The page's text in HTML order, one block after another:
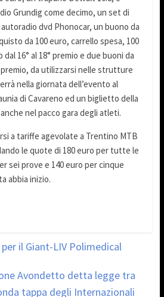
Grundig come decimo, un set di
dvd Phonocar, un buono da
da 100 euro, carrello spesa, 100
16° al 18° premio e due buoni da
premio, da utilizzarsi nelle strutture
nella giornata dell’evento al
di Cavareno ed un biglietto della
nel pacco gara degli atleti.
a tariffe agevolate a Trentino MTB
le quote di 180 euro per tutte le
sei prove e 140 euro per cinque
abbia inizio.
il Giant-LIV Polimedical
Avondetto detta legge tra
tappa degli Internazionali